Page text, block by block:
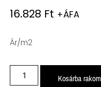
16.828 Ft +ÁFA
Ár/m2
Kosárba rakom